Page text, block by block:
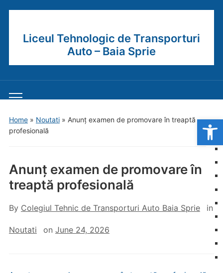
Liceul Tehnologic de Transporturi
Auto – Baia Sprie
Toggle
menu
Home» Noutati» Anunț examen de promovare în treaptă
profesională
Anunț examen de promovare în
treaptă profesională
By Colegiul Tehnic de Transporturi Auto Baia Sprie in
Noutati on June 24, 2026